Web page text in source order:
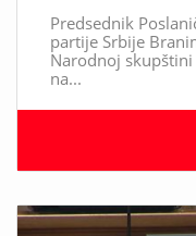
Predsednik
partije Srbije
Narodnoj
na...